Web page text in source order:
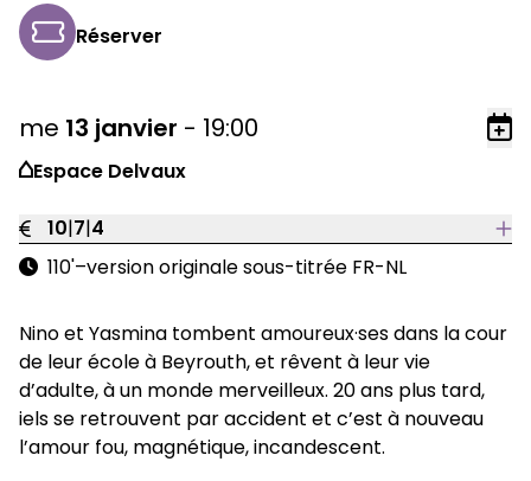
Réserver
me 13 janvier - 19:00
Espace Delvaux
10|7|4
110'–version originale sous-titrée FR-NL
Nino et Yasmina tombent amoureux·ses dans la cour
de leur école à Beyrouth, et rêvent à leur vie
d’adulte, à un monde merveilleux. 20 ans plus tard,
iels se retrouvent par accident et c’est à nouveau
l’amour fou, magnétique, incandescent.